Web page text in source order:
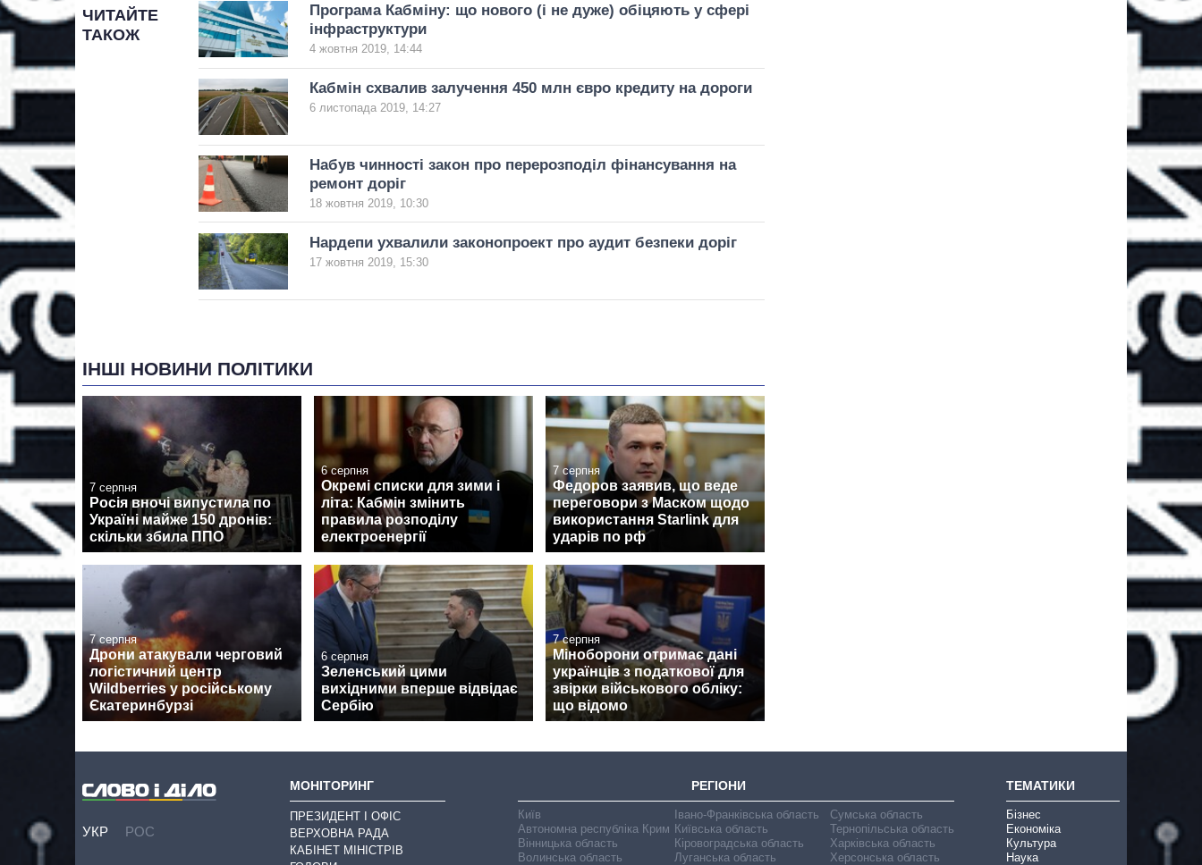
ЧИТАЙТЕ
ТАКОЖ
Програма Кабміну: що нового (і не дуже) обіцяють у сфері
інфраструктури
4 жовтня 2019, 14:44
Кабмін схвалив залучення 450 млн євро кредиту на дороги
6 листопада 2019, 14:27
Набув чинності закон про перерозподіл фінансування на
ремонт доріг
18 жовтня 2019, 10:30
Нардепи ухвалили законопроект про аудит безпеки доріг
17 жовтня 2019, 15:30
ІНШІ НОВИНИ ПОЛІТИКИ
7 серпня
Росія вночі випустила по
Україні майже 150 дронів:
скільки збила ППО
6 серпня
Окремі списки для зими і
літа: Кабмін змінить
правила розподілу
електроенергії
7 серпня
Федоров заявив, що веде
переговори з Маском щодо
використання Starlink для
ударів по рф
7 серпня
Дрони атакували черговий
логістичний центр
Wildberries у російському
Єкатеринбурзі
6 серпня
Зеленський цими
вихідними вперше відвідає
Сербію
7 серпня
Міноборони отримає дані
українців з податкової для
звірки військового обліку:
що відомо
УКР РОС
МОНІТОРИНГ
ПРЕЗИДЕНТ І ОФІС
ВЕРХОВНА РАДА
КАБІНЕТ МІНІСТРІВ
РЕГІОНИ
Київ
Автономна республіка Крим
Вінницька область
Волинська область
Івано-Франківська область
Київська область
Кіровоградська область
Луганська область
Сумська область
Тернопільська область
Харківська область
Херсонська область
ТЕМАТИКИ
Бізнес
Економіка
Культура
Наука